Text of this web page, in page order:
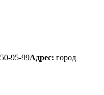
95-99Адрес: город